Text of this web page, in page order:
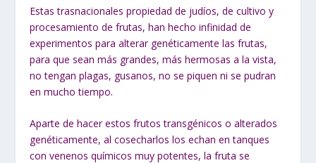
Estas trasnacionales propiedad de judíos, de cultivo y
procesamiento de frutas, han hecho infinidad de
experimentos para alterar genéticamente las frutas,
para que sean más grandes, más hermosas a la vista,
no tengan plagas, gusanos, no se piquen ni se pudran
en mucho tiempo.
Aparte de hacer estos frutos transgénicos o alterados
genéticamente, al cosecharlos los echan en tanques
con venenos químicos muy potentes, la fruta se